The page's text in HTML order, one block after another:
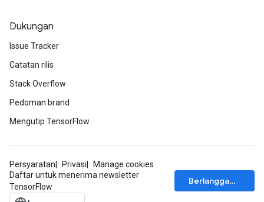
Dukungan
Issue Tracker
Catatan rilis
Stack Overflow
Pedoman brand
Mengutip TensorFlow
Persyaratan Privasi
Manage cookies
Daftar untuk menerima newsletter
TensorFlow
Berlangganan